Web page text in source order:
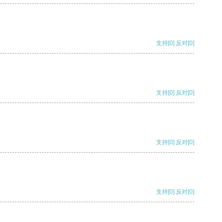
支持[0] 反对[0]
支持[0] 反对[0]
支持[0] 反对[0]
支持[0] 反对[0]